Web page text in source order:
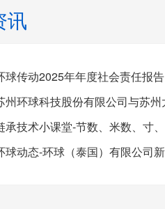
讯
球传动2025年年度社会责任报告